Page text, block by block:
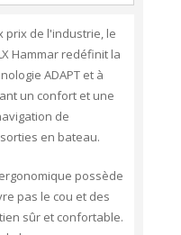
prix de l'industrie, le
Hammar redéfinit la
ADAPT et à
un confort et une
de
en bateau.
possède
pas le cou et des
sûr et confortable.